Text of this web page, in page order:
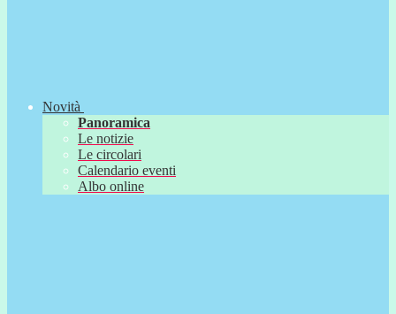
Novità
Panoramica
Le notizie
Le circolari
Calendario eventi
Albo online